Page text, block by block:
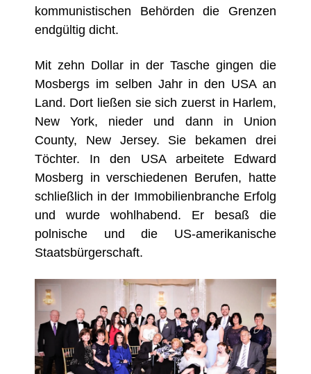
kommunistischen Behörden die Grenzen
endgültig dicht.
Mit zehn Dollar in der Tasche gingen die
Mosbergs im selben Jahr in den USA an
Land. Dort ließen sie sich zuerst in Harlem,
New York, nieder und dann in Union
County, New Jersey. Sie bekamen drei
Töchter. In den USA arbeitete Edward
Mosberg in verschiedenen Berufen, hatte
schließlich in der Immobilienbranche Erfolg
und wurde wohlhabend. Er besaß die
polnische und die US-amerikanische
Staatsbürgerschaft.